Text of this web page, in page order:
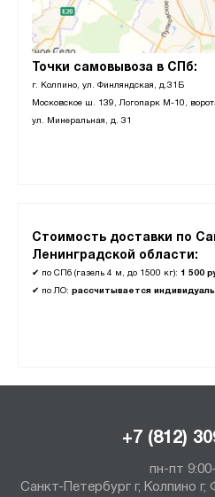
Точки самовывоза в СПб:
г. Колпино, ул. Финляндская, д.31Б
Московское ш. 139, Логопарк М-10,
ул. Минеральная, д. 31
Стоимость доставки по
Ленинградской области:
✔ по СПб (газель 4 м, до 1500 кг): 1 500
✔ по ЛО: рассчитывается
+7 (812)
пн-пт
Санкт-Петербург г, Колпино